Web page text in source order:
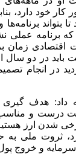
کار خود دارد،
بتواند
برنامه عملی
اقتصادی زمان
باید در دو
در انجام
داد: هدف گیری
درست و
شدن ارز هستیم
ثروت ملی به
و خروج